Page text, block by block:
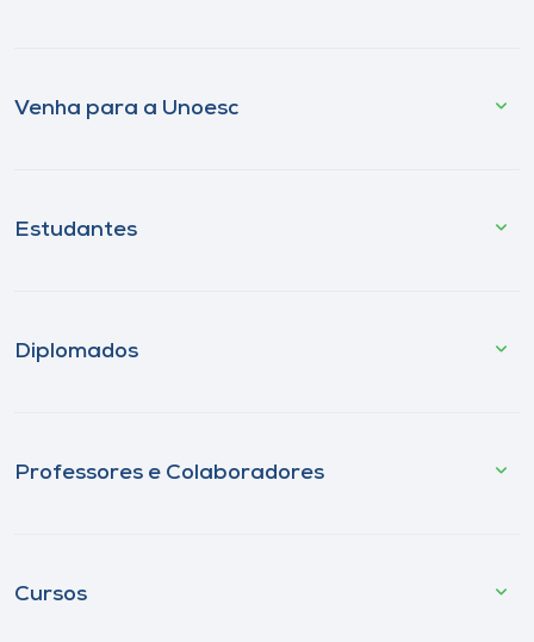
Venha para a Unoesc
Estudantes
Diplomados
Professores e Colaboradores
Cursos